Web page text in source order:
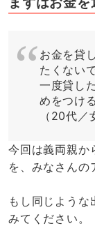
お金を貸
たくない
一度貸し
めをつけ
（20代／
今回は義両親か
を、みなさんの
もし同じような
みてください。